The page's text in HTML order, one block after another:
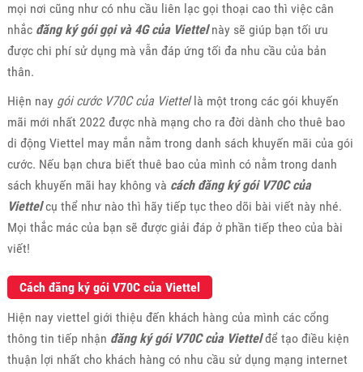
mọi nơi cũng như có nhu cầu liên lạc gọi thoại cao thì việc cân
nhắc đăng ký gói gọi và 4G của Viettelnày sẽ giúp bạn tối ưu
được chi phí sử dụng mà vẫn đáp ứng tối đa nhu cầu của bản
thân.
Hiện nay gói cước V70C của Viettellà một trong các gói khuyến
mãi mới nhất 2022 được nhà mạng cho ra đời dành cho thuê bao
di động Viettel may mắn nằm trong danh sách khuyến mãi của gói
cước. Nếu bạn chưa biết thuê bao của mình có nằm trong danh
sách khuyến mãi hay không và cách đăng ký gói V70C của
Viettelcụ thể như nào thì hãy tiếp tục theo dõi bài viết này nhé.
Mọi thắc mác của bạn sẽ được giải đáp ở phần tiếp theo của bài
viết!
Cách đăng ký gói V70C của Viettel
Hiện nay viettel giới thiệu đến khách hàng của mình các cổng
thông tin tiếp nhận đăng ký gói V70C của Viettelđể tạo điều kiện
thuận lợi nhất cho khách hàng có nhu cầu sử dụng mạng internet